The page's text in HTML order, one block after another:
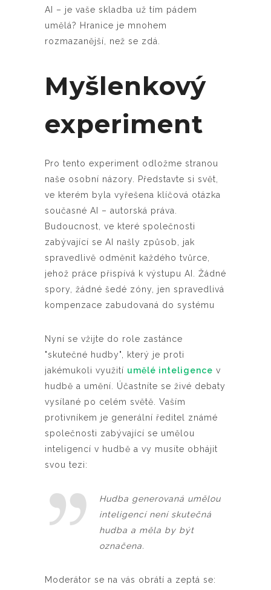
AI – je vaše skladba už tím pádem
umělá? Hranice je mnohem
rozmazanější, než se zdá.
Myšlenkový
experiment
Pro tento experiment odložme stranou
naše osobní názory. Představte si svět,
ve kterém byla vyřešena klíčová otázka
současné AI – autorská práva.
Budoucnost, ve které společnosti
zabývající se AI našly způsob, jak
spravedlivě odměnit každého tvůrce,
jehož práce přispívá k výstupu AI. Žádné
spory, žádné šedé zóny, jen spravedlivá
kompenzace zabudovaná do systému
Nyní se vžijte do role zastánce
"skutečné hudby", který je proti
jakémukoli využití umělé inteligence v
hudbě a umění. Účastníte se živé debaty
vysílané po celém světě. Vaším
protivníkem je generální ředitel známé
společnosti zabývající se umělou
inteligencí v hudbě a vy musíte obhájit
svou tezi:
Hudba generovaná umělou
inteligencí není skutečná
hudba a měla by být
označena.
Moderátor se na vás obrátí a zeptá se: